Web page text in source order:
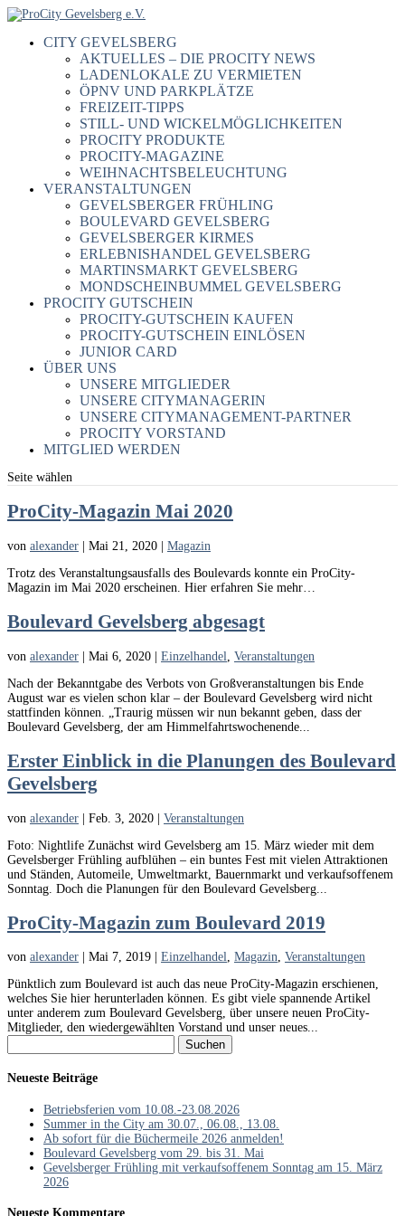
CITY GEVELSBERG
AKTUELLES – DIE PROCITY NEWS
LADENLOKALE ZU VERMIETEN
ÖPNV UND PARKPLÄTZE
FREIZEIT-TIPPS
STILL- UND WICKELMÖGLICHKEITEN
PROCITY PRODUKTE
PROCITY-MAGAZINE
WEIHNACHTSBELEUCHTUNG
VERANSTALTUNGEN
GEVELSBERGER FRÜHLING
BOULEVARD GEVELSBERG
GEVELSBERGER KIRMES
ERLEBNISHANDEL GEVELSBERG
MARTINSMARKT GEVELSBERG
MONDSCHEINBUMMEL GEVELSBERG
PROCITY GUTSCHEIN
PROCITY-GUTSCHEIN KAUFEN
PROCITY-GUTSCHEIN EINLÖSEN
JUNIOR CARD
ÜBER UNS
UNSERE MITGLIEDER
UNSERE CITYMANAGERIN
UNSERE CITYMANAGEMENT-PARTNER
PROCITY VORSTAND
MITGLIED WERDEN
Seite wählen
ProCity-Magazin Mai 2020
von alexander Mai 21, 2020
Magazin
Trotz des Veranstaltungsausfalls des Boulevards konnte ein ProCity-
Magazin im Mai 2020 erscheinen. Hier erfahren Sie mehr…
Boulevard Gevelsberg abgesagt
von alexander | Mai 6, 2020 | Einzelhandel Veranstaltungen
Nach der Bekanntgabe des Verbots von Großveranstaltungen bis Ende
August war es vielen schon klar – der Boulevard Gevelsberg wird nicht
stattfinden können. „Traurig müssen wir nun bekannt geben, dass der
Boulevard Gevelsberg, der am Himmelfahrtswochenende...
Erster Einblick in die Planungen des Boulevard
Gevelsberg
von alexander | Feb. 3, 2020 | Veranstaltungen
Foto: Nightlife Zunächst wird Gevelsberg am 15. März wieder mit dem
Gevelsberger Frühling aufblühen – ein buntes Fest mit vielen Attraktionen
und Ständen, Automeile, Umweltmarkt, Bauernmarkt und verkaufsoffenem
Sonntag. Doch die Planungen für den Boulevard Gevelsberg...
ProCity-Magazin zum Boulevard 2019
von alexander Mai 7, 2019 Einzelhandel, Magazin, Veranstaltungen
Pünktlich zum Boulevard ist auch das neue ProCity-Magazin erschienen,
welches Sie hier herunterladen können. Es gibt viele spannende Artikel
unter anderem zum Boulevard Gevelsberg, über unsere neuen ProCity-
Mitglieder, den wiedergewählten Vorstand und unser neues...
nach:
Neueste Beiträge
Betriebsferien vom 10.08.-23.08.2026
Summer in the City am 30.07., 06.08., 13.08.
Ab sofort für die Büchermeile 2026 anmelden!
Boulevard Gevelsberg vom 29. bis 31. Mai
Gevelsberger Frühling mit verkaufsoffenem Sonntag am 15. März
2026
Neueste Kommentare